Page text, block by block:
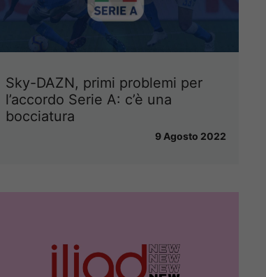
Sky-DAZN, primi problemi per
l’accordo Serie A: c’è una
bocciatura
9 Agosto 2022